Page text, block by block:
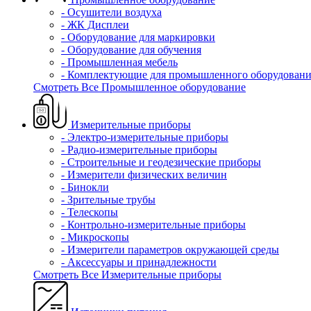
- Осушители воздуха
- ЖК Дисплеи
- Оборудование для маркировки
- Оборудование для обучения
- Промышленная мебель
- Комплектующие для промышленного
Смотреть Все Промышленное оборудование
Измерительные приборы
- Электро-измерительные приборы
- Радио-измерительные приборы
- Строительные и геодезические приборы
- Измерители физических величин
- Бинокли
- Зрительные трубы
- Телескопы
- Контрольно-измерительные приборы
- Микроскопы
- Измерители параметров окружающей среды
- Аксессуары и принадлежности
Смотреть Все Измерительные приборы